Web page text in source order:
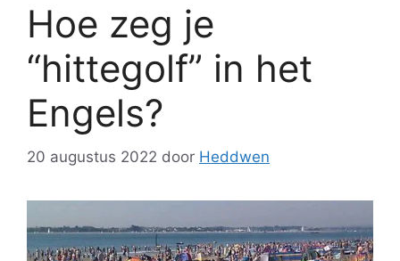
Hoe zeg je
“hittegolf” in het
Engels?
20 augustus 2022 door Heddwen